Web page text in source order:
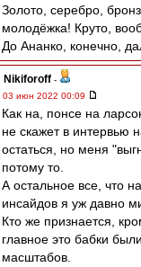
Золото, серебро,
молодёжка! Круто,
До Ананко, конечно,
Nikiforoff -
03 июн 2022 00:09
Как на, понсе на
не скажет в интервью
остаться, но меня
потому то.
А остальное все, что
инсайдов я уж давно
Кто же признается,
главное это бабки
масштабов.